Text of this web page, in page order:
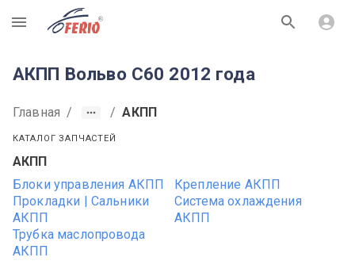
R
АКПП Вольво С60 2012 года
Главная / / АКПП
КАТАЛОГ ЗАПЧАСТЕЙ
АКПП
Блоки управления АКПП
Крепление АКПП
Прокладки | Сальники
АКПП
Система охлаждения
АКПП
Трубка маслопровода
АКПП